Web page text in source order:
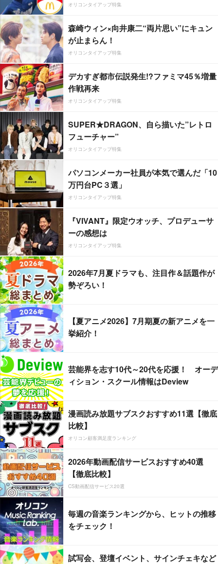
オリコンタイアップ特集
森崎ウィン×向井康二“両片思い”にキュン
が止まらん！
オリコンタイアップ特集
デカすぎ都市伝説発生!?ファミマ45％増量
作戦再来
オリコンタイアップ特集
SUPER★DRAGON、自ら描いた”レトロ
フューチャー”
オリコンタイアップ特集
パソコンメーカー社員が本気で選んだ「10
万円台PC３選」
オリコンタイアップ特集
『VIVANT』限定ウオッチ、プロデューサ
ーの感想は
オリコンタイアップ特集
2026年7月夏ドラマも、注目作＆話題作が
勢ぞろい！
【夏アニメ2026】7月期夏の新アニメを一
挙紹介！
芸能界を志す10代～20代を応援！ オーデ
ィション・スクール情報はDeview
漫画読み放題サブスクおすすめ11選【徹底
比較】
オリコン顧客満足度ランキング
2026年動画配信サービスおすすめ40選
【徹底比較】
CS動画配信サービス20選
毎週の音楽ランキングから、ヒットの推移
をチェック！
試写会、登壇イベント、サインチェキなど